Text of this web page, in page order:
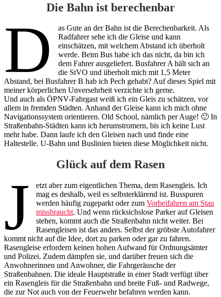
Die Bahn ist berechenbar
D
as Gute an der Bahn ist die Berechenbarkeit. Als
Radfahrer sehe ich die Gleise und kann
einschätzen, mit welchem Abstand ich überholt
werde. Beim Bus habe ich das nicht, da bin ich
dem Fahrer ausgeliefert. Busfahrer A hält sich an
die StVO und überholt mich mit 1,5 Meter
Abstand, bei Busfahrer B hab ich Pech gehabt? Auf dieses Spiel mit
meiner körperlichen Unversehrheit verzichte ich gerne.
Und auch als ÖPNV-Fahrgast weiß ich ein Gleis zu schätzen, vor
allem in fremden Städten. Anhand der Gleise kann ich mich ohne
Navigationssystem orientieren. Old School, nämlich per Auge! 🙂 In
Straßenbahn-Städten kann ich herumstromern, bis ich keine Lust
mehr habe. Dann laufe ich den Gleisen nach und finde eine
Haltestelle. U-Bahn und Buslinien bieten diese Möglichkeit nicht.
Glück auf dem Rasen
J
etzt aber zum eigentlichen Thema, dem Rasengleis. Ich
mag es deshalb, weil es selbsterklärend ist. Busspuren
werden häufig zugeparkt oder zumVorbeifahren am Stau
missbraucht. Und wenn rücksichslose Parker auf Gleisen
stehen, kommt auch die Straßenbahn nicht weiter. Bei
Rasengleisen ist das anders. Selbst der gröbste Autofahrer
kommt nicht auf die Idee, dort zu parken oder gar zu fahren.
Rasengleise erfordern keinen hohen Aufwand für Ordnungsämter
und Polizei. Zudem dämpfen sie, und darüber freuen sich die
Anwohnerinnen und Anwohner, die Fahrgeräusche der
Straßenbahnen. Die ideale Hauptstraße in einer Stadt verfügt über
ein Rasengleis für die Straßenbahn und breite Fuß- und Radwege,
die zur Not auch von der Feuerwehr befahren werden kann.